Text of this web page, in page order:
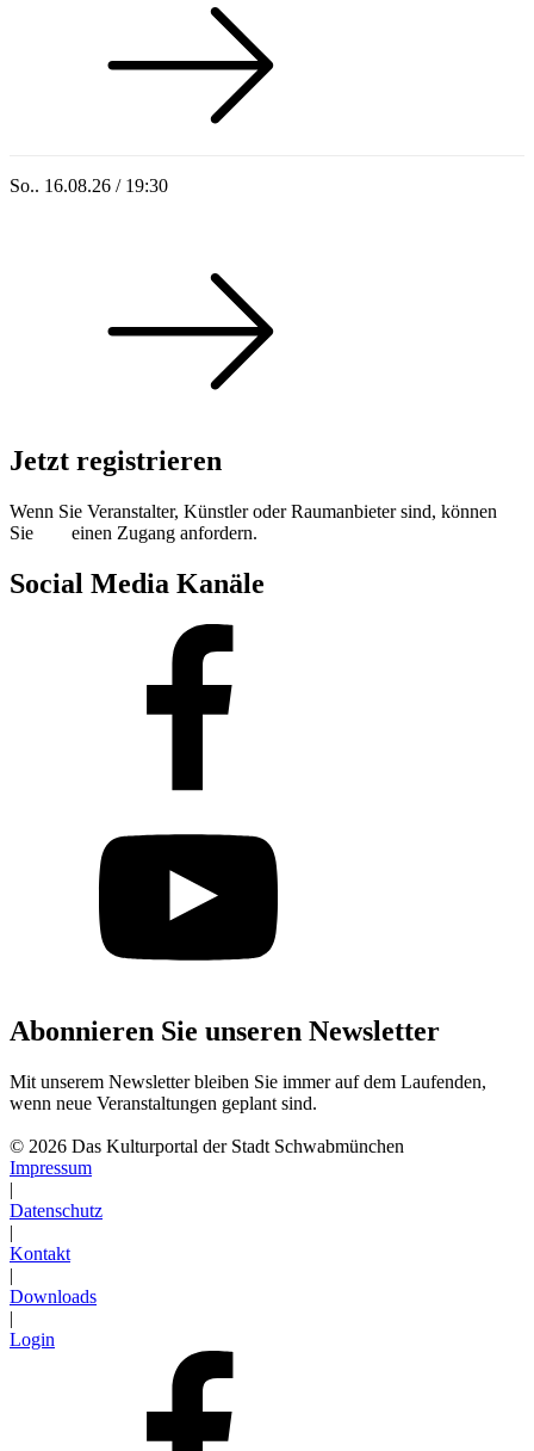
So.. 16.08.26 / 19:30
Jetzt registrieren
Wenn Sie Veranstalter, Künstler oder Raumanbieter sind, können
Sie
einen Zugang anfordern.
Social Media Kanäle
Abonnieren Sie unseren Newsletter
Mit unserem Newsletter bleiben Sie immer auf dem Laufenden,
wenn neue Veranstaltungen geplant sind.
© 2026 Das Kulturportal der Stadt Schwabmünchen
Impressum
|
Datenschutz
|
Kontakt
|
Downloads
|
Login